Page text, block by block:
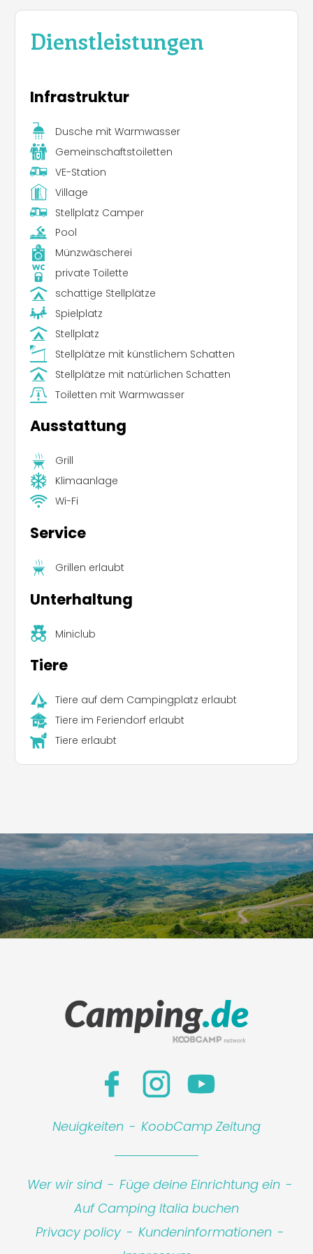
reichen handwerklichen und kulturellen Erbe.
Dienstleistungen
Infrastruktur
Dusche mit Warmwasser
Gemeinschaftstoiletten
VE-Station
Village
Stellplatz Camper
Pool
Münzwäscherei
private Toilette
schattige Stellplätze
Spielplatz
Stellplatz
Stellplätze mit künstlichem Schatten
Stellplätze mit natürlichen Schatten
Toiletten mit Warmwasser
Ausstattung
Grill
Klimaanlage
Wi-Fi
Service
Grillen erlaubt
Unterhaltung
Miniclub
Tiere
Tiere auf dem Campingplatz erlaubt
Tiere im Feriendorf erlaubt
Tiere erlaubt
Neuigkeiten - KoobCamp Zeitung
Wer wir sind - Füge deine Einrichtung ein -
Auf Camping Italia buchen
Privacy policy - Kundeninformationen -